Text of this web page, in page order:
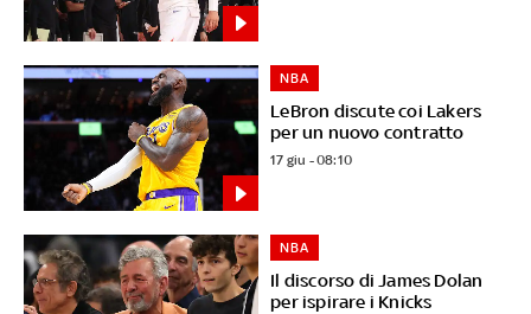
LeBron discute coi Lakers
per un nuovo contratto
NBA
17 giu - 08:10
Il discorso di James Dolan
per ispirare i Knicks
NBA